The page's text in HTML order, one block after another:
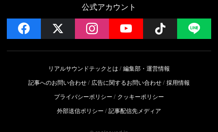
公式アカウント
facebook instagramYouTube Follow
リアルサウンドテックとは
編集部・運営情報
記事へのお問い合わせ
広告に関するお問い合わせ 採用情報
プライバシーポリシー
クッキーポリシー
外部送信ポリシー
記事配信先メディア